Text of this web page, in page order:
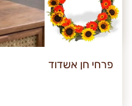
פרחי חן אשדוד